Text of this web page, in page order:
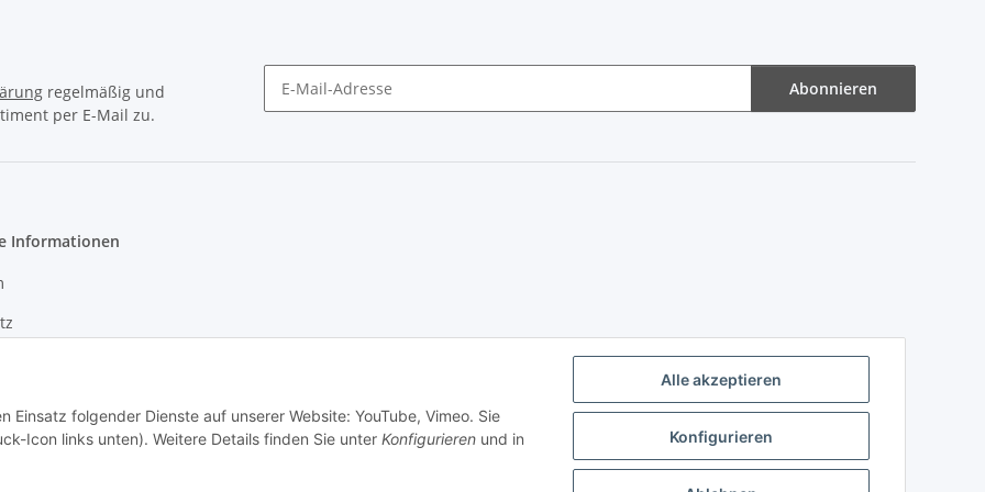
Alle akzeptieren
Konfigurieren
Einsatz folgender Dienste auf unserer Website: YouTube, Vimeo. Sie
Icon links unten). Weitere Details finden Sie unter Konfigurieren und in
regelmäßig und
per E-Mail zu.
Abonnieren
Informationen